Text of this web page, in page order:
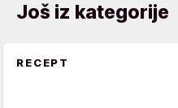
Još iz kategorije
RECEPT